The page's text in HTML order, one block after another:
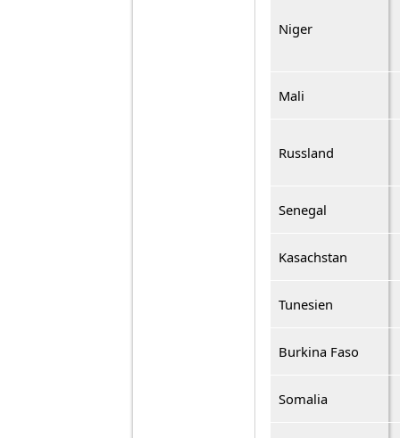
Niger
Mali
Russland
Senegal
Kasachstan
Tunesien
Burkina Faso
Somalia